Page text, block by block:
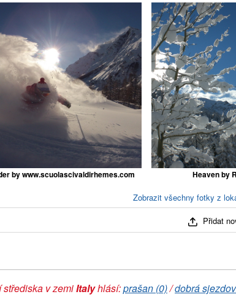
by www.scuolascivaldirhemes.com Heaven by
Zobrazit všechny fotky z
Přidat
v zemiItalyhlásí:prašan (0)/dobrá